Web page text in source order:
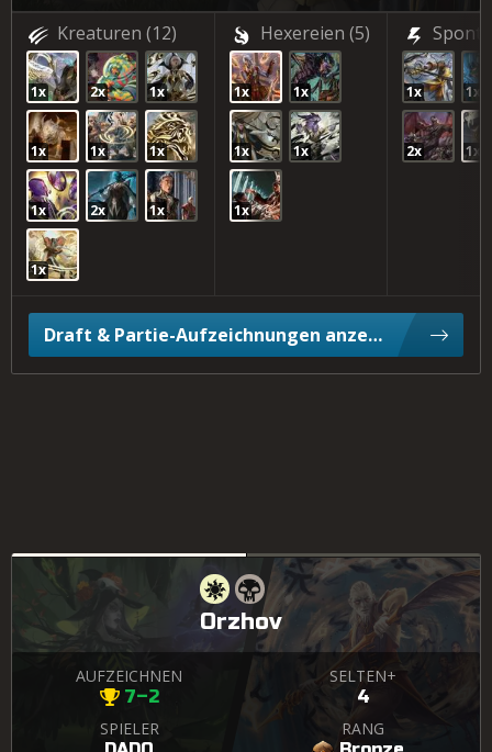
Kreaturen (12)
1x 2x 1x
1x 1x 1x
1x 2x 1x
1x
Hexereien (5)
1x 1x
1x 1x
1x
1x 1x
2x 1x
Draft & Partie-Aufzeichnungen anzeigen
Orzhov
AUFZEICHNEN
7–2
SELTEN+
4
SPIELER
RANG